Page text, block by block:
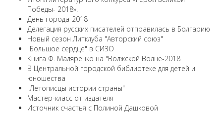
Победы- 2018».
День города-2018
Делегация русских писателей отправилась в Болгарию
Новый сезон Литклуба "Авторский союз"
"Большое сердце" в СИЗО
Книга Ф. Маляренко на "Волжской Волне-2018
В Центральной городской библиотеке для детей и
юношества
"Летописцы истории страны"
Мастер-класс от издателя
Источник счастья с Полиной Дашковой